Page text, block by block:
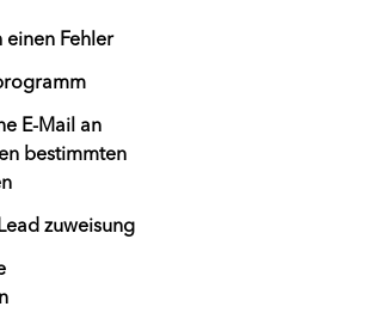
einen Fehler
E-Mail an
bestimmten
zuweisung